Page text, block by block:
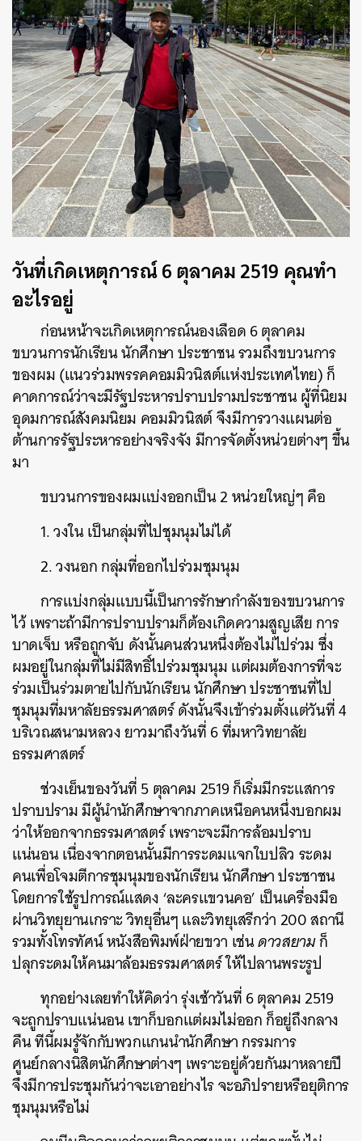
วันที่เกิดเหตุการณ์ 6 ตุลาคม 2519 คุณทำ
อะไรอยู่
ก่อนหน้าจะเกิดเหตุการณ์นองเลือด 6 ตุลาคม
ขบวนการนักเรียน นักศึกษา ประชาชน รวมถึงขบวนการ
ของผม (แนวร่วมพรรคคอมมิวนิสต์แห่งประเทศไทย) ก็
คาดการณ์ว่าจะมีรัฐประหารปราบปรามประชาชน ผู้ที่นิยม
อุดมการณ์สังคมนิยม คอมมิวนิสต์ จึงมีการวางแผนต่อ
ต้านการรัฐประหารอย่างจริงจัง มีการจัดตั้งหน่วยต่างๆ ขึ้น
มา
ขบวนการของผมแบ่งออกเป็น 2 หน่วยใหญ่ๆ คือ
1. วงใน เป็นกลุ่มที่ไปชุมนุมไม่ได้
2. วงนอก กลุ่มที่ออกไปร่วมชุมนุม
การแบ่งกลุ่มแบบนี้เป็นการรักษากำลังของขบวนการ
ไว้ เพราะถ้ามีการปราบปรามก็ต้องเกิดความสูญเสีย การ
บาดเจ็บ หรือถูกจับ ดังนั้นคนส่วนหนึ่งต้องไม่ไปร่วม ซึ่ง
ผมอยู่ในกลุ่มที่ไม่มีสิทธิ์ไปร่วมชุมนุม แต่ผมต้องการที่จะ
ร่วมเป็นร่วมตายไปกับนักเรียน นักศึกษา ประชาชนที่ไป
ชุมนุมที่มหาลัยธรรมศาสตร์ ดังนั้นจึงเข้าร่วมตั้งแต่วันที่ 4
บริเวณสนามหลวง ยาวมาถึงวันที่ 6 ที่มหาวิทยาลัย
ธรรมศาสตร์
ช่วงเย็นของวันที่ 5 ตุลาคม 2519 ก็เริ่มมีกระแสการ
ปราบปราม มีผู้นำนักศึกษาจากภาคเหนือคนหนึ่งบอกผม
ว่าให้ออกจากธรรมศาสตร์ เพราะจะมีการล้อมปราบ
แน่นอน เนื่องจากตอนนั้นมีการระดมแจกใบปลิว ระดม
คนเพื่อโจมตีการชุมนุมของนักเรียน นักศึกษา ประชาชน
โดยการใช้รูปการณ์แสดง ‘ละครแขวนคอ’ เป็นเครื่องมือ
ผ่านวิทยุยานเกราะ วิทยุอื่นๆ และวิทยุเสรีกว่า 200 สถานี
รวมทั้งโทรทัศน์ หนังสือพิมพ์ฝ่ายขวา เช่นดาวสยามก็
ปลุกระดมให้คนมาล้อมธรรมศาสตร์ ให้ไปลานพระรูป
ทุกอย่างเลยทำให้คิดว่า รุ่งเช้าวันที่ 6 ตุลาคม 2519
จะถูกปราบแน่นอน เขาก็บอกแต่ผมไม่ออก ก็อยู่ถึงกลาง
คืน ทีนี้ผมรู้จักกับพวกแกนนำนักศึกษา กรรมการ
ศูนย์กลางนิสิตนักศึกษาต่างๆ เพราะอยู่ด้วยกันมาหลายปี
จึงมีการประชุมกันว่าจะเอาอย่างไร จะอภิปรายหรือยุติการ
ชุมนุมหรือไม่